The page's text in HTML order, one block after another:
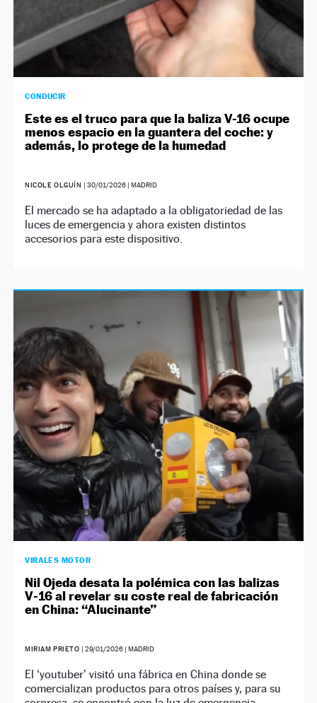
CONDUCIR
Este es el truco para que la baliza V-16 ocupe
menos espacio en la guantera del coche: y
además, lo protege de la humedad
NICOLE OLGUÍN | 30/01/2026| MADRID
El mercado se ha adaptado a la obligatoriedad de las
luces de emergencia y ahora existen distintos
accesorios para este dispositivo.
VIRALES MOTOR
Nil Ojeda desata la polémica con las balizas
V‑16 al revelar su coste real de fabricación
en China: “Alucinante”
MIRIAM PRIETO | 29/01/2026| MADRID
El ‘youtuber’ visitó una fábrica en China donde se
comercializan productos para otros países y, para su